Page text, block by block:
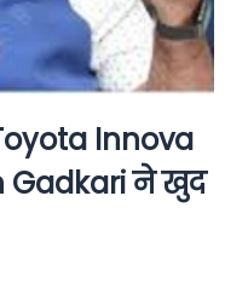
Innova
Gadkari ने खुद